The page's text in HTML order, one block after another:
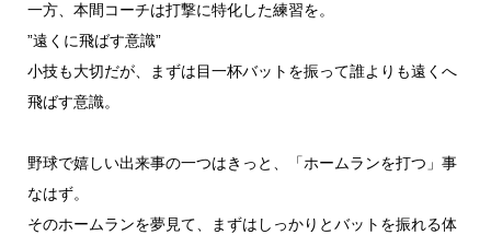
一方、本間コーチは打撃に特化した練習を。
”遠くに飛ばす意識”
小技も大切だが、まずは目一杯バットを振って誰よりも遠くへ
飛ばす意識。
野球で嬉しい出来事の一つはきっと、「ホームランを打つ」事
なはず。
そのホームランを夢見て、まずはしっかりとバットを振れる体